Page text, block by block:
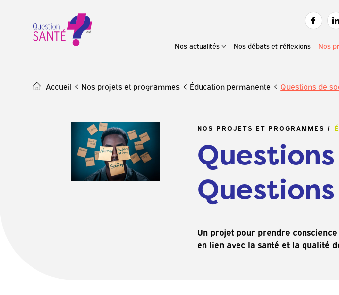
Nos actualités Nos débats et réflexions Nos
Accueil Nos projets et programmes Éducation permanente Questions de
NOS PROJETS ET PROGRAMMES
Un projet pour prendre
en lien avec la santé et la qualité